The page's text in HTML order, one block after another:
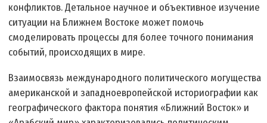
конфликтов. Детальное научное и объективное изучение
ситуации на Ближнем Востоке может помочь
смоделировать процессы для более точного понимания
событий, происходящих в мире.
Взаимосвязь международного политического могущества
американской и западноевропейской историографии как
географического фактора понятия «Ближний Восток» и